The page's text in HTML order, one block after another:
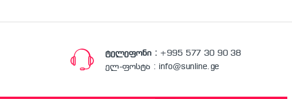
ტელეფონი : +995 577 30 90 38
ელ-ფოსტა : info@sunline.ge